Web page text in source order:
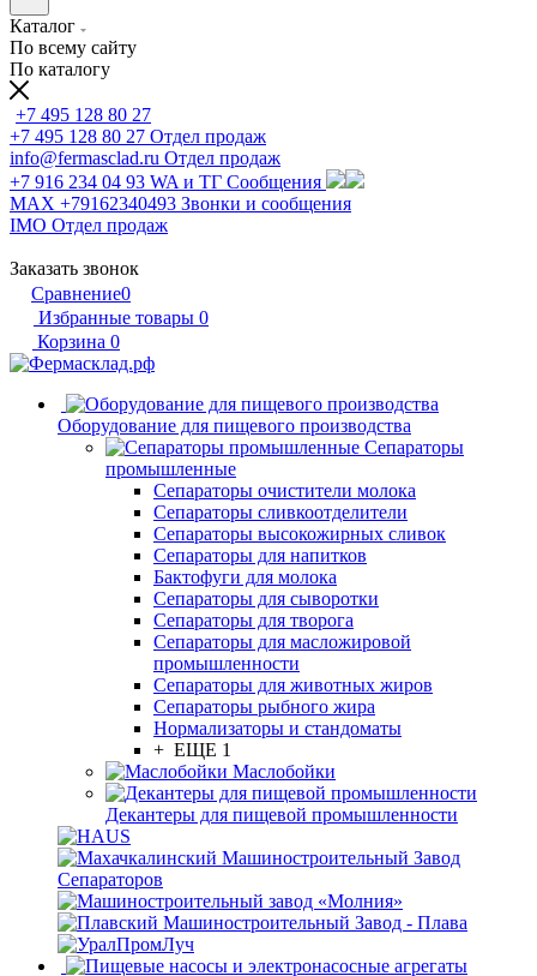
Каталог
По всему сайту
По каталогу
+7 495 128 80 27
+7 495 128 80 27 Отдел продаж
info@fermasclad.ru Отдел продаж
+7 916 234 04 93 WA и ТГ Сообщения
MAX +79162340493 Звонки и сообщения
IMO Отдел продаж
Заказать звонок
Сравнение0
Избранные товары 0
Корзина 0
Оборудование для пищевого производства
Сепараторы
промышленные
Сепараторы очистители молока
Сепараторы сливкоотделители
Сепараторы высокожирных сливок
Сепараторы для напитков
Бактофуги для молока
Сепараторы для сыворотки
Сепараторы для творога
Сепараторы для масложировой
промышленности
Сепараторы для животных жиров
Сепараторы рыбного жира
Нормализаторы и стандоматы
+ ЕЩЕ 1
Маслобойки
Декантеры для пищевой промышленности